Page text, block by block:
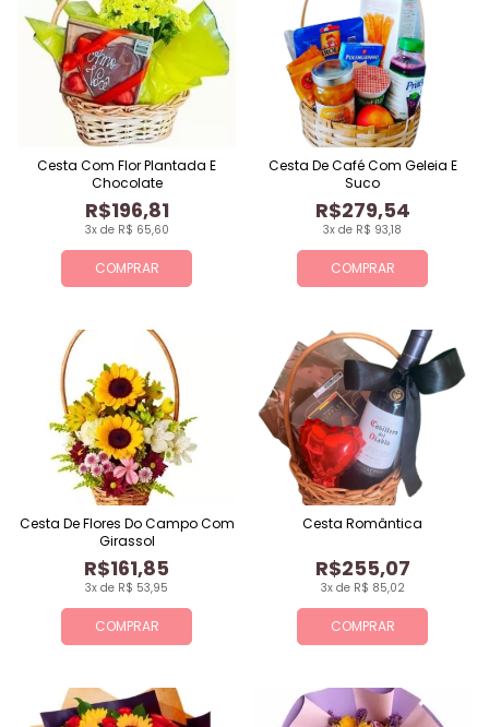
COMPRAR
3x de R$ 65,60
R$196,81
Cesta Com Flor Plantada E
Chocolate
COMPRAR
3x de R$ 93,18
R$279,54
Cesta De Café Com Geleia E
Suco
COMPRAR
3x de R$ 53,95
R$161,85
Cesta De Flores Do Campo Com
Girassol
COMPRAR
3x de R$ 85,02
R$255,07
Cesta Romântica